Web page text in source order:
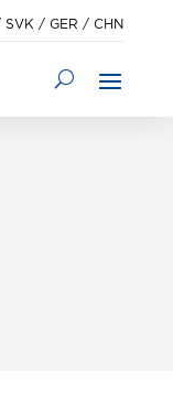
SVK /GER /CHN